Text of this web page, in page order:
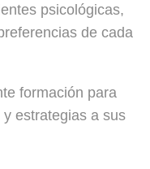
psicológicas,
de cada
formación para
estrategias a sus